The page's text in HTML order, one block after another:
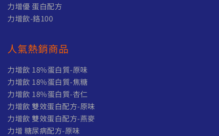
力增優 蛋白配方
力增飲-鉻100
人氣熱銷商品
力增飲 18%蛋白質-原味
力增飲 18%蛋白質-焦糖
力增飲 18%蛋白質-杏仁
力增飲 雙效蛋白配方-原味
力增飲 雙效蛋白配方-燕麥
力增 糖尿病配方-原味